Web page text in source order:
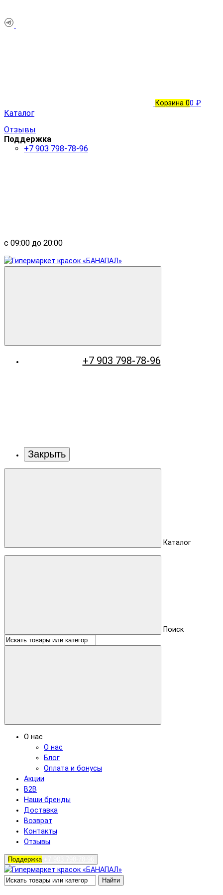
Корзина 00 ₽
Каталог
Отзывы
Поддержка
+7 903 798-78-96
с 09:00 до 20:00
+7 903 798-78-96
Закрыть
Каталог
Поиск
О нас
О нас
Блог
Оплата и бонусы
Акции
B2B
Наши бренды
Доставка
Возврат
Контакты
Отзывы
Поддержка
Найти